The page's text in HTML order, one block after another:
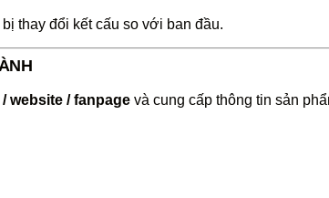
thay đổi kết cấu so với ban đầu.
website / fanpage và cung cấp thông tin sản